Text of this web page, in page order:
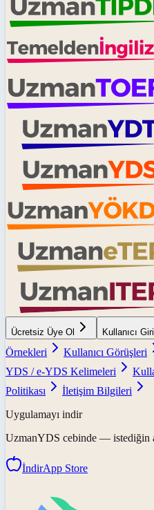
Ücretsiz Üye Ol Kullanıcı
Örnekleri
Kullanıcı Görüşleri
YDS / e-YDS Kelimeleri
Politikası
İletişim Bilgileri
Uygulamayı indir
UzmanYDS cebinde — istediğin
İndirApp Store